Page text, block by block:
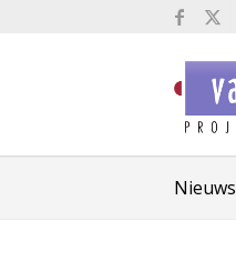
Nieuws